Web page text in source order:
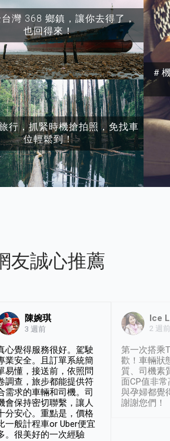
台灣 368 鄉鎮，讓你去得了，
也回得來！
行，抓緊時機搶拍照，免找車
位輕鬆到！
＃
友誠心推薦
陳婉琪
3 週前
心覺得服務很好。駕駛
業安全。且訂單系統簡
易懂，接送前，依照問
調查，旅步都能提供符
需求的車輛和司機。司
會保持密切聯繫，讓人
分安心。重點是，價格
一般計程車or Uber便宜
。很美好的一次經驗
Ice
2 週前
第一次搭乘
歡！車輛狀
質、司機素
面CP值非
與孕婦都覺
謝謝您們！